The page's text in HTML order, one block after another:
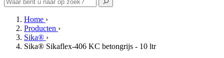
Home ›
Producten ›
Sika® ›
Sika® Sikaflex-406 KC betongrijs - 10 ltr